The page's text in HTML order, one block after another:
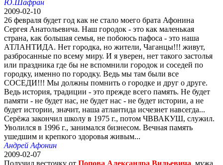
Ю.Шафран
2009-02-10
26 февраля будет год как не стало моего брата Афонина
Сергея Анатольевича. Наш городок - это как маленькая
страна, как большая семья, не побоюсь пафоса - это наша
АТЛАНТИДА. Нет городка, но жители, Чаганцы!!! живут,
разбросанные по всему миру. И я уверен, нет такого застолья
или праздника где бы не вспомнили городок и соседей по
городку, именно по городку. Ведь мы там были все
СОСЕДИ!!! Мы должны помнить о городке и друг о друге.
Ведь история, традиции - это прежде всего память. Не будет
памяти - не будет нас, не будет нас - не будет истории, а не
будет истории, значит, наша атлантида исчезнет навсегда...
Серёжа закончил школу в 1975 г., потом ЧВВАКУШ, служил.
Уволился в 1996 г., занимался бизнесом. Вечная память
ушедшим и крепкого здоровья живым...
Андрей Афонин
2009-02-07
Получил весточку от Попова Александра Вильевича, мужа